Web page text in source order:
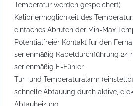
Temperatur werden gespeichert)
Kalibriermöglichkeit des
einfaches Abrufen der Min-Max
Potentialfreier Kontakt für den
serienmäßig Kabeldurchführung 24
serienmäßig E-Fühler
Tür- und Temperaturalarm
schnelle Abtauung durch aktive,
Abtauheizung